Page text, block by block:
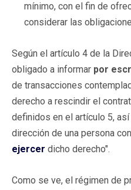
mínimo, con el fin de
considerar las
Según el artículo 4 de la
obligado a informar por
de transacciones
derecho a rescindir el
definidos en el artículo 5,
dirección de una persona
ejercer dicho derecho".
Como se ve, el régimen de